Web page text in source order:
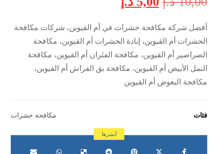
أفضل شركة مكافحة حشرات في أم القيوين، شركات مكافحة
الحشرات أم القيوين، إبادة الحشرات أم القيوين، مكافحة
الصراصير أم القيوين، مكافحة الفئران أم القيوين، مكافحة
النمل الأبيض أم القيوين، مكافحة بق الفراش أم القيوين،
مكافحة البعوض أم القيوين
فئات مكافحة حشرات